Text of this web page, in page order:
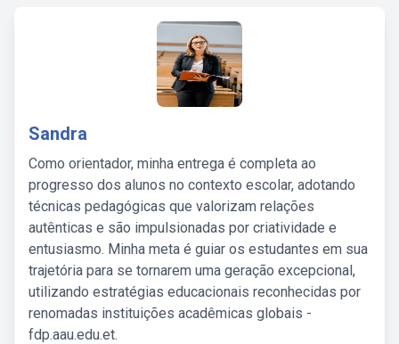
Sandra
Como orientador, minha entrega é completa ao
progresso dos alunos no contexto escolar, adotando
técnicas pedagógicas que valorizam relações
autênticas e são impulsionadas por criatividade e
entusiasmo. Minha meta é guiar os estudantes em sua
trajetória para se tornarem uma geração excepcional,
utilizando estratégias educacionais reconhecidas por
renomadas instituições acadêmicas globais -
fdp.aau.edu.et.